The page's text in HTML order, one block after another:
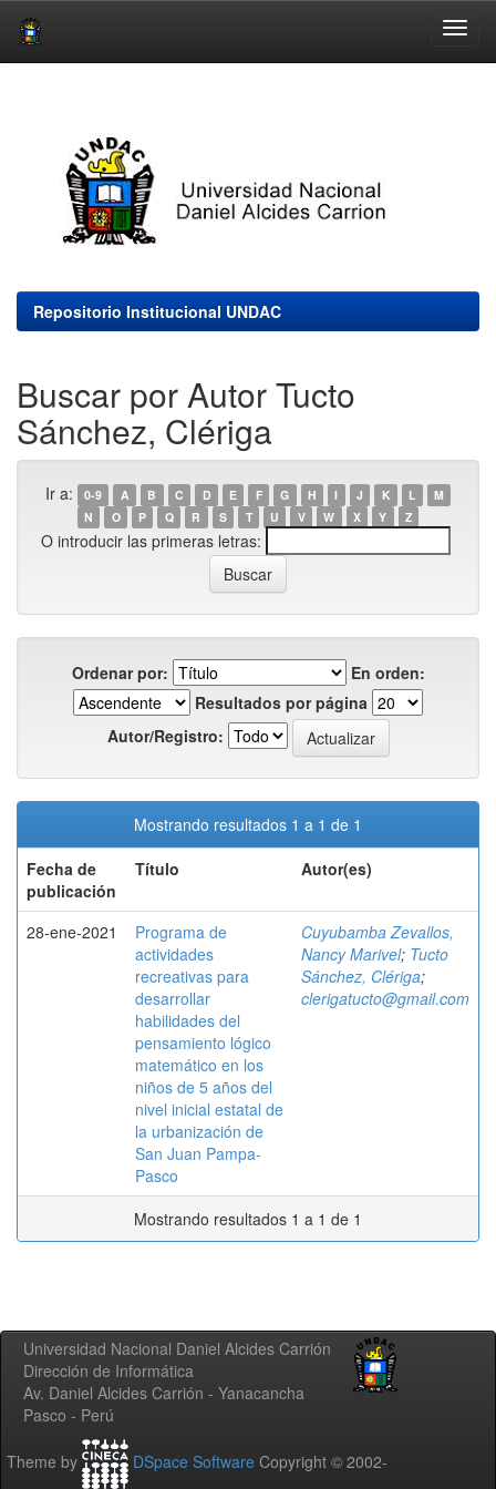
Repositorio Institucional UNDAC
Buscar por Autor Tucto
Sánchez, Clériga
Ir a: 0-9 A B C D E F G H I J K L
M
N
O P Q R S T U V W X Y Z
O introducir las primeras letras:
Ordenar por:
En orden:
Resultados por página
Autor/Registro:
Mostrando resultados 1 a 1 de 1
Fecha de
publicación
Título Autor(es)
28-ene-2021
Programa de
actividades
recreativas para
desarrollar
habilidades del
pensamiento lógico
matemático en los
niños de 5 años del
nivel inicial estatal de
la urbanización de
San Juan Pampa-
Pasco
Cuyubamba Zevallos,
Nancy Marivel; Tucto
Sánchez, Clériga;
clerigatucto@gmail.com
Mostrando resultados 1 a 1 de 1
Universidad Nacional Daniel Alcides Carrión
Dirección de Informática
Av. Daniel Alcides Carrión - Yanacancha
Pasco - Perú
Theme by DSpace Software Copyright © 2002-